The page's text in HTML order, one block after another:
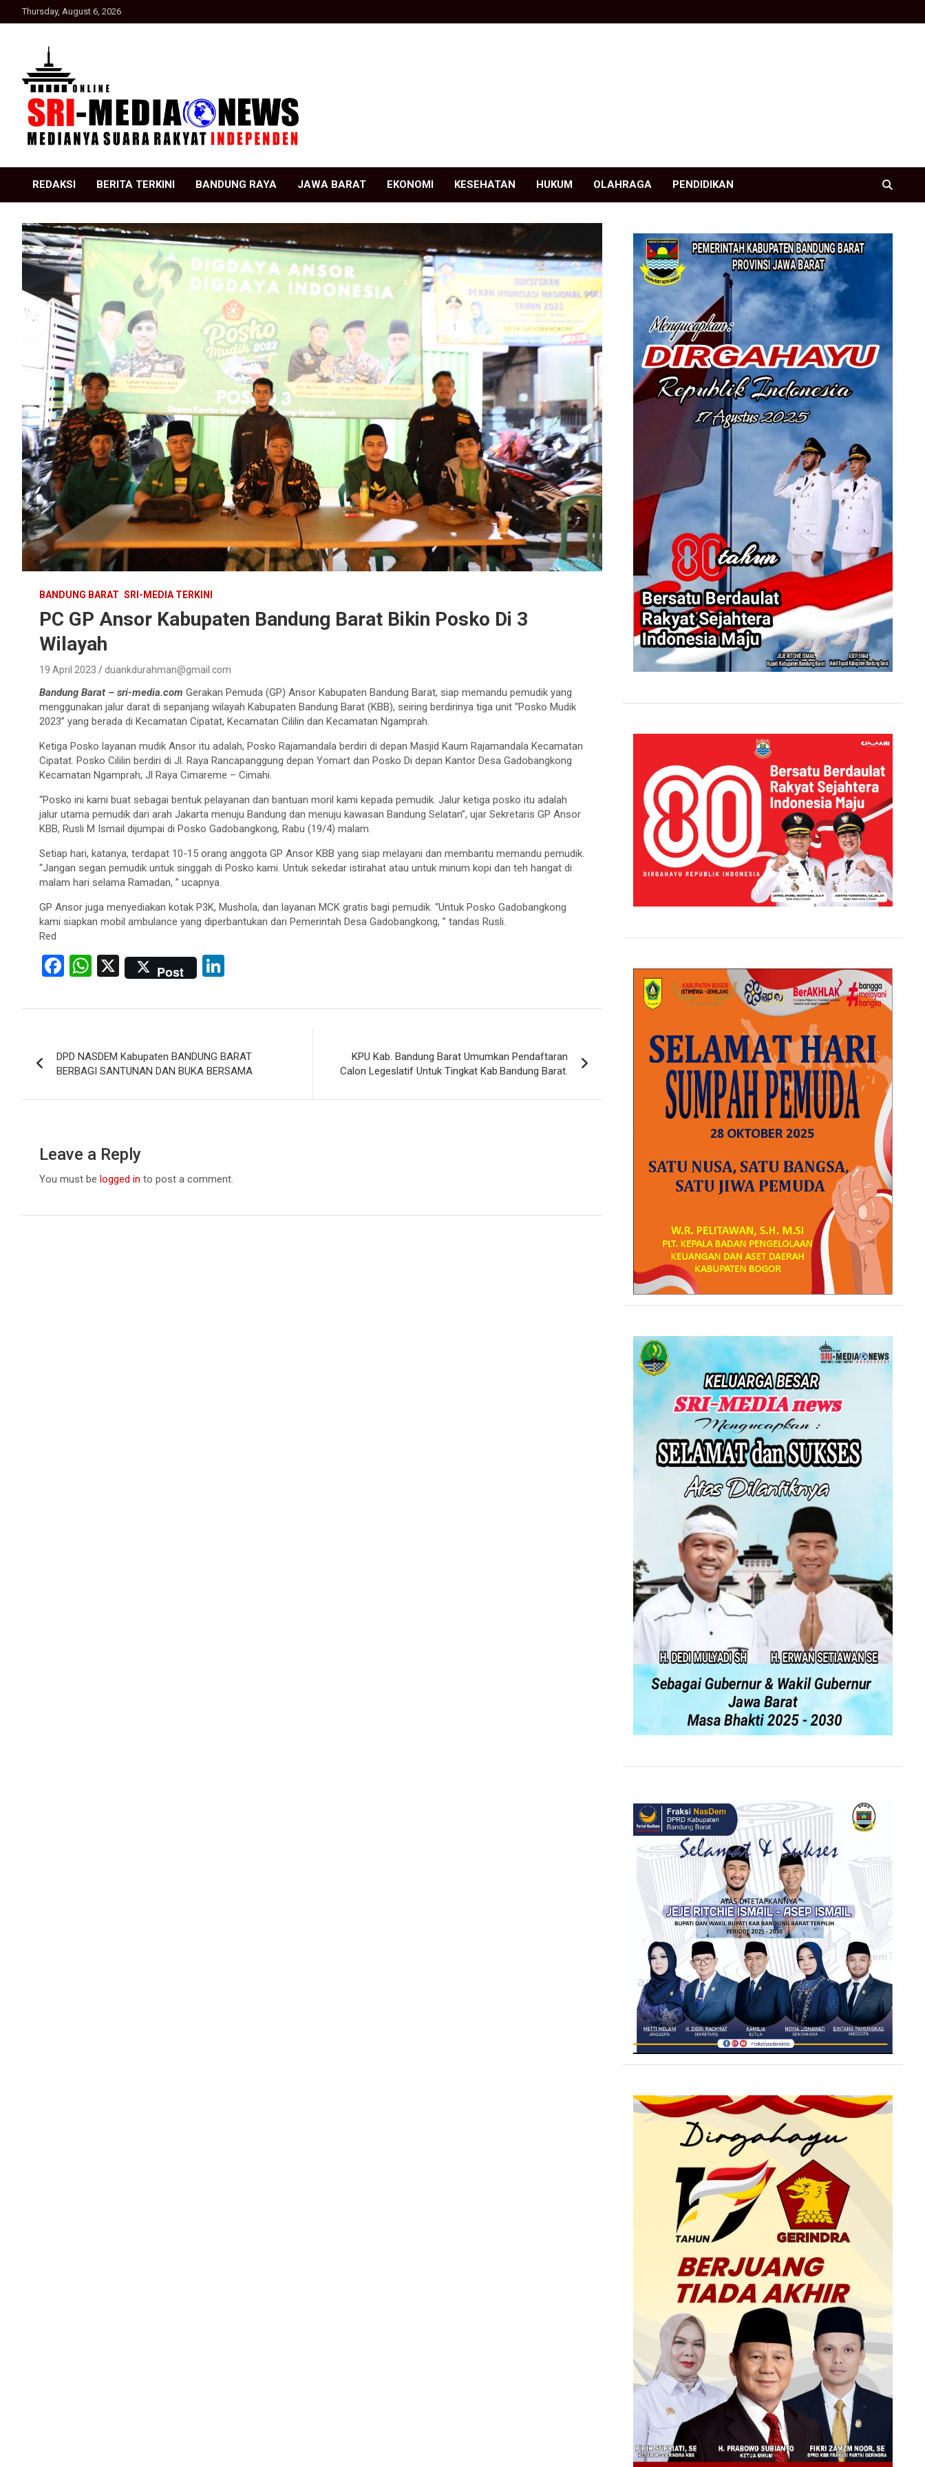
to
Thursday, August 6, 2026
SRI Media news
REDAKSI BERITA TERKINI BANDUNG RAYA JAWA BARAT EKONOMI KESEHATAN HUKUM OLAHRAGA PENDIDIKAN
BANDUNG BARAT SRI-MEDIA TERKINI
PC GP Ansor Kabupaten Bandung Barat Bikin Posko Di 3
Wilayah
19 April 2023 duankdurahman@gmail.com
Bandung Barat – sri-media.com Gerakan Pemuda (GP) Ansor Kabupaten Bandung Barat, siap memandu pemudik yang
menggunakan jalur darat di sepanjang wilayah Kabupaten Bandung Barat (KBB), seiring berdirinya tiga unit “Posko Mudik
2023” yang berada di Kecamatan Cipatat, Kecamatan Cililin dan Kecamatan Ngamprah.
Ketiga Posko layanan mudik Ansor itu adalah, Posko Rajamandala berdiri di depan Masjid Kaum Rajamandala Kecamatan
Cipatat. Posko Cililin berdiri di Jl. Raya Rancapanggung depan Yomart dan Posko Di depan Kantor Desa Gadobangkong
Kecamatan Ngamprah, Jl Raya Cimareme – Cimahi.
“Posko ini kami buat sebagai bentuk pelayanan dan bantuan moril kami kepada pemudik. Jalur ketiga posko itu adalah
jalur utama pemudik dari arah Jakarta menuju Bandung dan menuju kawasan Bandung Selatan”, ujar Sekretaris GP Ansor
KBB, Rusli M Ismail dijumpai di Posko Gadobangkong, Rabu (19/4) malam.
Setiap hari, katanya, terdapat 10-15 orang anggota GP Ansor KBB yang siap melayani dan membantu memandu pemudik.
“Jangan segan pemudik untuk singgah di Posko kami. Untuk sekedar istirahat atau untuk minum kopi dan teh hangat di
malam hari selama Ramadan, ” ucapnya.
GP Ansor juga menyediakan kotak P3K, Mushola, dan layanan MCK gratis bagi pemudik. “Untuk Posko Gadobangkong
kami siapkan mobil ambulance yang diperbantukan dari Pemerintah Desa Gadobangkong, ” tandas Rusli.
Red
F
ce
o
o
k
W
at
A
p
p
X Post
ke
n
navigation
DPD NASDEM Kabupaten BANDUNG BARAT
BERBAGI SANTUNAN DAN BUKA BERSAMA
KPU Kab. Bandung Barat Umumkan Pendaftaran
Calon Legeslatif Untuk Tingkat Kab.Bandung Barat.
Leave a Reply
You must be logged in to post a comment.